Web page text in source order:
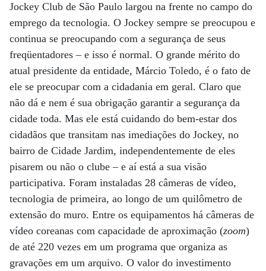
Jockey Club de São Paulo largou na frente no campo do
emprego da tecnologia. O Jockey sempre se preocupou e
continua se preocupando com a segurança de seus
freqüentadores – e isso é normal. O grande mérito do
atual presidente da entidade, Márcio Toledo, é o fato de
ele se preocupar com a cidadania em geral. Claro que
não dá e nem é sua obrigação garantir a segurança da
cidade toda. Mas ele está cuidando do bem-estar dos
cidadãos que transitam nas imediações do Jockey, no
bairro de Cidade Jardim, independentemente de eles
pisarem ou não o clube – e aí está a sua visão
participativa. Foram instaladas 28 câmeras de vídeo,
tecnologia de primeira, ao longo de um quilômetro de
extensão do muro. Entre os equipamentos há câmeras de
vídeo coreanas com capacidade de aproximação (zoom)
de até 220 vezes em um programa que organiza as
gravações em um arquivo. O valor do investimento